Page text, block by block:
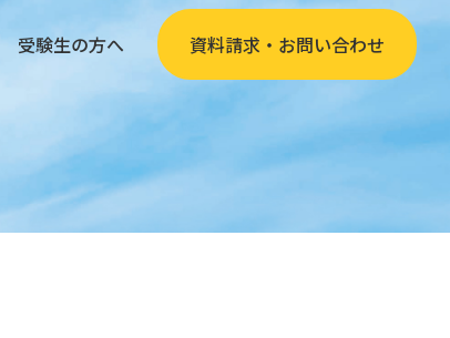
受験生の方へ 資料請求・お問い合わせ